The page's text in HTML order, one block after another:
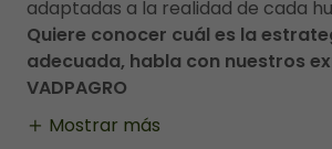
adaptadas a la realidad de cada
Quiere conocer cuál es la
adecuada, habla con nuestros
VADPAGRO
Mostrar más